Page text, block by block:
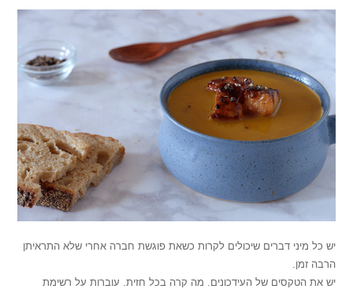
יש כל מיני דברים שיכולים לקרות כשאת פוגשת חברה אחרי שלא התראיתן
הרבה זמן.
יש את הטקסים של העידכונים. מה קרה בכל חזית. עוברות על רשימת